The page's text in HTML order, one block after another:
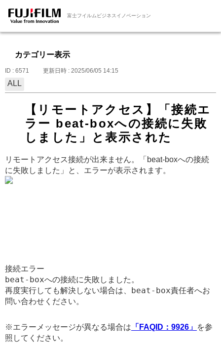
富士フイルムビジネスイノベーション
カテゴリー表示
ID : 6571 更新日時 : 2025/06/05 14:15
ALL
【リモートアクセス】「接続エ
ラー beat-boxへの接続に失敗
しました」と表示された
リモートアクセス接続が出来ません。「beat-boxへの接続
に失敗しました」と、エラーが表示されます。
接続エラー
beat-boxへの接続に失敗しました。
再度実行しても解決しない場合は、beat-box責任者へお
問い合わせください。
※エラーメッセージが異なる場合は 「FAQID：9926」 を参
照してください。